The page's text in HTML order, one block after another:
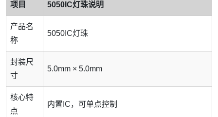
项目 5050IC灯珠说明
产品名
称
5050IC灯珠
封装尺
寸
5.0mm × 5.0mm
核心特
点
内置IC，可单点控制